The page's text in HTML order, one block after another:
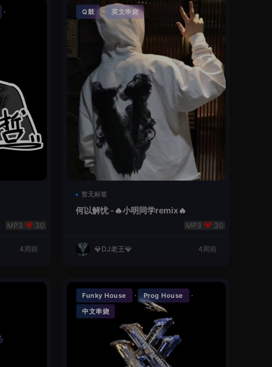
·
30
4周前
Q鼓 · 英文串烧
暂无标签
何以解忧 -🔥小明同学remix🔥
30
💎DJ老王💎 4周前
Funky House · Prog House ·
中文串烧